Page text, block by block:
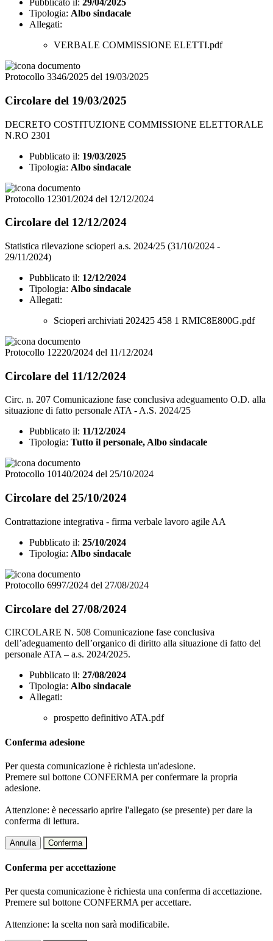
Pubblicato il: 29/04/2025
Tipologia: Albo sindacale
Allegati:
VERBALE COMMISSIONE ELETTI.pdf
Protocollo 3346/2025 del 19/03/2025
Circolare del 19/03/2025
DECRETO COSTITUZIONE COMMISSIONE ELETTORALE
N.RO 2301
Pubblicato il: 19/03/2025
Tipologia: Albo sindacale
Protocollo 12301/2024 del 12/12/2024
Circolare del 12/12/2024
Statistica rilevazione scioperi a.s. 2024/25 (31/10/2024 -
29/11/2024)
Pubblicato il: 12/12/2024
Tipologia: Albo sindacale
Allegati:
Scioperi archiviati 202425 458 1 RMIC8E800G.pdf
Protocollo 12220/2024 del 11/12/2024
Circolare del 11/12/2024
Circ. n. 207 Comunicazione fase conclusiva adeguamento O.D. alla
situazione di fatto personale ATA - A.S. 2024/25
Pubblicato il: 11/12/2024
Tipologia: Tutto il personale, Albo sindacale
Protocollo 10140/2024 del 25/10/2024
Circolare del 25/10/2024
Contrattazione integrativa - firma verbale lavoro agile AA
Pubblicato il: 25/10/2024
Tipologia: Albo sindacale
Protocollo 6997/2024 del 27/08/2024
Circolare del 27/08/2024
CIRCOLARE N. 508 Comunicazione fase conclusiva
dell’adeguamento dell’organico di diritto alla situazione di fatto del
personale ATA – a.s. 2024/2025.
Pubblicato il: 27/08/2024
Tipologia: Albo sindacale
Allegati:
prospetto definitivo ATA.pdf
Conferma adesione
Per questa comunicazione è richiesta un'adesione.
Premere sul bottone CONFERMA per confermare la propria
adesione.
Attenzione: è necessario aprire l'allegato (se presente) per dare la
conferma di lettura.
Annulla Conferma
Conferma per accettazione
Per questa comunicazione è richiesta una conferma di accettazione.
Premere sul bottone CONFERMA per accettare.
Attenzione: la scelta non sarà modificabile.